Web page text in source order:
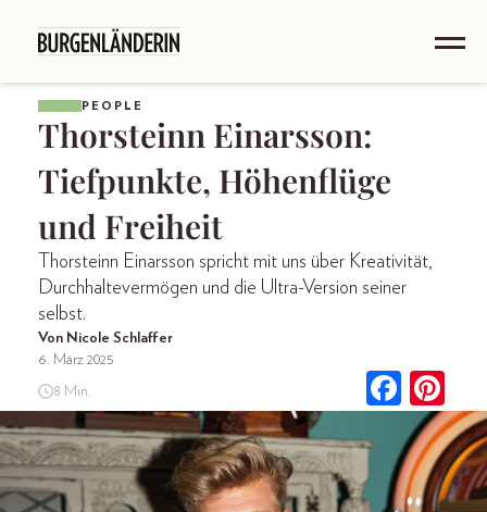
PEOPLE
Thorsteinn Einarsson:
Tiefpunkte, Höhenflüge
und Freiheit
Thorsteinn Einarsson spricht mit uns über Kreativität,
Durchhaltevermögen und die Ultra-Version seiner
selbst.
Von Nicole Schlaffer
6. März 2025
8 Min.